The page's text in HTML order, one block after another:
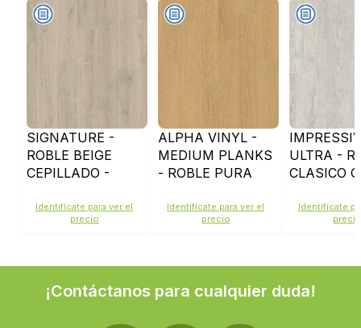
SIGNATURE -
ROBLE BEIGE
CEPILLADO -
Identifícate para ver el
precio
ALPHA VINYL -
MEDIUM PLANKS
- ROBLE PURA
AVMP40098
Identifícate para ver el
precio
ULTRA -
CLASICO
IMU3560
Identifícate
precio
¡Contáctanos para cualquier duda!